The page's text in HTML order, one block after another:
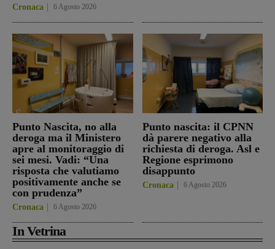
Cronaca 6 Agosto 2026
Punto Nascita, no alla
deroga ma il Ministero
apre al monitoraggio di
sei mesi. Vadi: “Una
risposta che valutiamo
positivamente anche se
con prudenza”
Cronaca 6 Agosto 2026
Punto nascita: il CPNN
dà parere negativo alla
richiesta di deroga. Asl e
Regione esprimono
disappunto
Cronaca 6 Agosto 2026
In Vetrina